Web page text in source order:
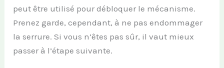
peut être utilisé pour débloquer le mécanisme.
Prenez garde, cependant, à ne pas endommager
la serrure. Si vous n’êtes pas sûr, il vaut mieux
passer à l’étape suivante.